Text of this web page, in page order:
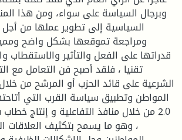
وبرجال السياسة على سواء، ومن هذا
السياسية إلى تطوير عملها من
ومراجعة تموقعها بشكل واضح
قدراتها على الفعل والتأثير
تقنيا ، فلقد أصبح فن التعامل مع
الشرعية على قائد الحزب أو المرشح من
المواطن وتطبيق سياسة القرب التي
2.0 من خلال منافذ التفاعلية و إنتاج
، وهو ما يسمح بتكثيف العلاقات